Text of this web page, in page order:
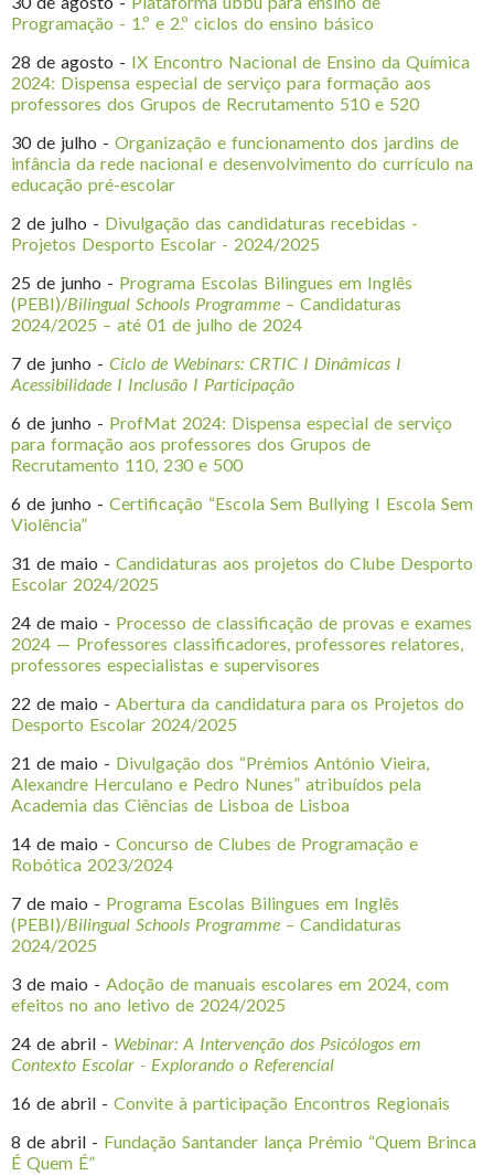
Programação - 1.º e 2.º ciclos do ensino básico
28 de agosto - IX Encontro Nacional de Ensino da Química
2024: Dispensa especial de serviço para formação aos
professores dos Grupos de Recrutamento 510 e 520
30 de julho - Organização e funcionamento dos jardins de
infância da rede nacional e desenvolvimento do currículo na
educação pré-escolar
2 de julho - Divulgação das candidaturas recebidas -
Projetos Desporto Escolar - 2024/2025
25 de junho - Programa Escolas Bilingues em Inglês
(PEBI)/Bilingual Schools Programme – Candidaturas
2024/2025 – até 01 de julho de 2024
7 de junho - Ciclo de Webinars: CRTIC I Dinâmicas I
Acessibilidade I Inclusão I Participação
6 de junho - ProfMat 2024: Dispensa especial de serviço
para formação aos professores dos Grupos de
Recrutamento 110, 230 e 500
6 de junho - Certificação “Escola Sem Bullying I Escola Sem
Violência”
31 de maio - Candidaturas aos projetos do Clube Desporto
Escolar 2024/2025
24 de maio - Processo de classificação de provas e exames
2024 — Professores classificadores, professores relatores,
professores especialistas e supervisores
22 de maio - Abertura da candidatura para os Projetos do
Desporto Escolar 2024/2025
21 de maio - Divulgação dos “Prémios António Vieira,
Alexandre Herculano e Pedro Nunes” atribuídos pela
Academia das Ciências de Lisboa de Lisboa
14 de maio - Concurso de Clubes de Programação e
Robótica 2023/2024
7 de maio - Programa Escolas Bilingues em Inglês
(PEBI)/Bilingual Schools Programme – Candidaturas
2024/2025
3 de maio - Adoção de manuais escolares em 2024, com
efeitos no ano letivo de 2024/2025
24 de abril - Webinar: A Intervenção dos Psicólogos em
Contexto Escolar - Explorando o Referencial
16 de abril - Convite à participação Encontros Regionais
8 de abril - Fundação Santander lança Prémio “Quem Brinca
É Quem É”